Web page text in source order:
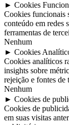
► Cookies
Cookies funcionais
conteúdo em redes
ferramentas de
Nenhum
► Cookies
Cookies analíticos
insights sobre
rejeição e fontes de
Nenhum
► Cookies de
Cookies de
em suas visitas